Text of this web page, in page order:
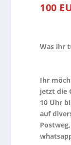
100
Was ihr
Ihr
jetzt die
10 Uhr
auf